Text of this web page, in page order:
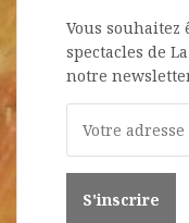
Vous
spectacles de
notre